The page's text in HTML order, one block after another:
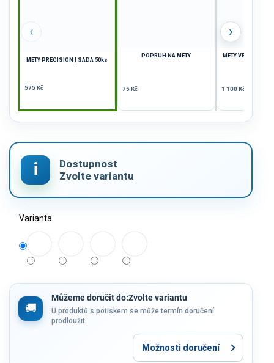
‹
METY PRECISION | SADA 50ks
575 Kč
POPRUH NA METY
75 Kč
METY VELKÉ
1 100 Kč
›
Varianta
Můžeme doručit do:Zvolte variantu
U produktů s potiskem se může termín doručení
prodloužit.
Možnosti doručení